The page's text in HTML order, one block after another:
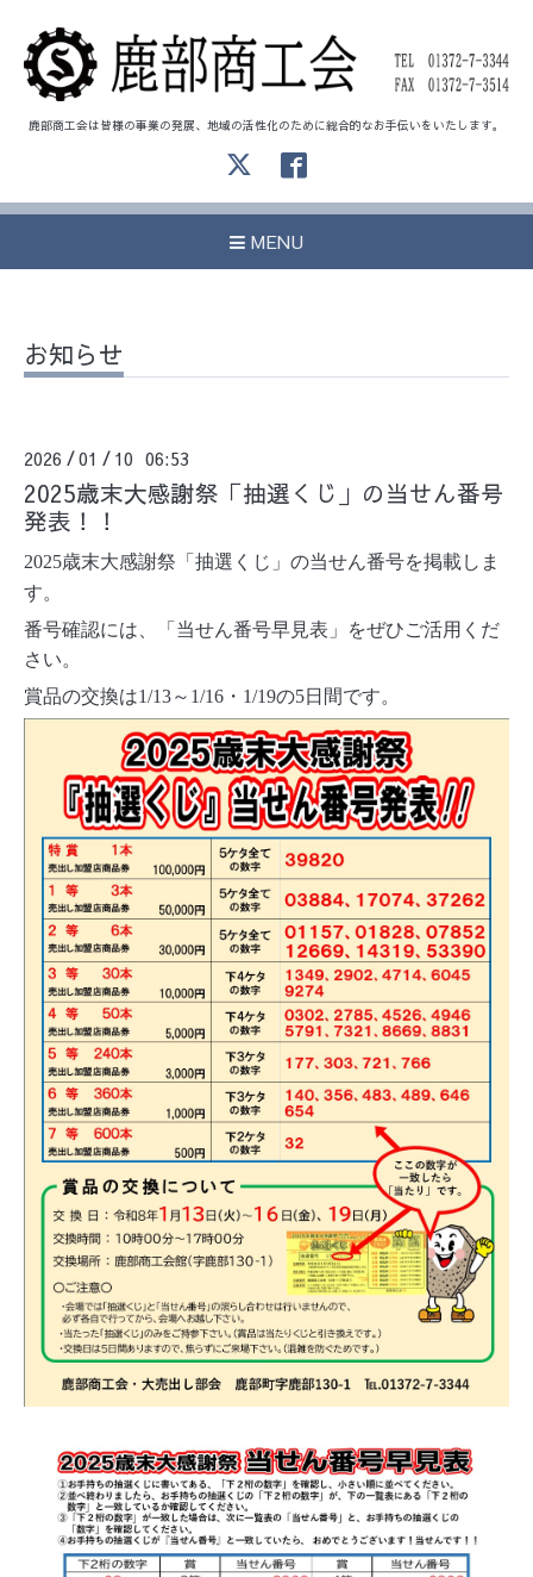
鹿部商工会は皆様の事業の発展、地域の活性化のために総合的なお手伝いをいたします。
MENU
お知らせ
2026 /01 / 10 06:53
2025歳末大感謝祭「抽選くじ」の当せん番号
発表！！
2025歳末大感謝祭「抽選くじ」の当せん番号を掲載しま
す。
番号確認には、「当せん番号早見表」をぜひご活用くだ
さい。
賞品の交換は1/13～ 1/16 ・ 1/19の5日間です。